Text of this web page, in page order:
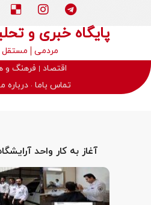
پایگاه خبری و
مردمی مستقل
اقتصاد
فرهنگ و
تماس باما درباره
آغاز به کار واحد